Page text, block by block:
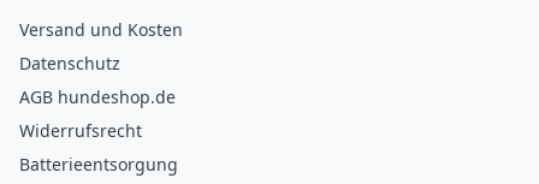
Versand und Kosten
Datenschutz
AGB hundeshop.de
Widerrufsrecht
Batterieentsorgung